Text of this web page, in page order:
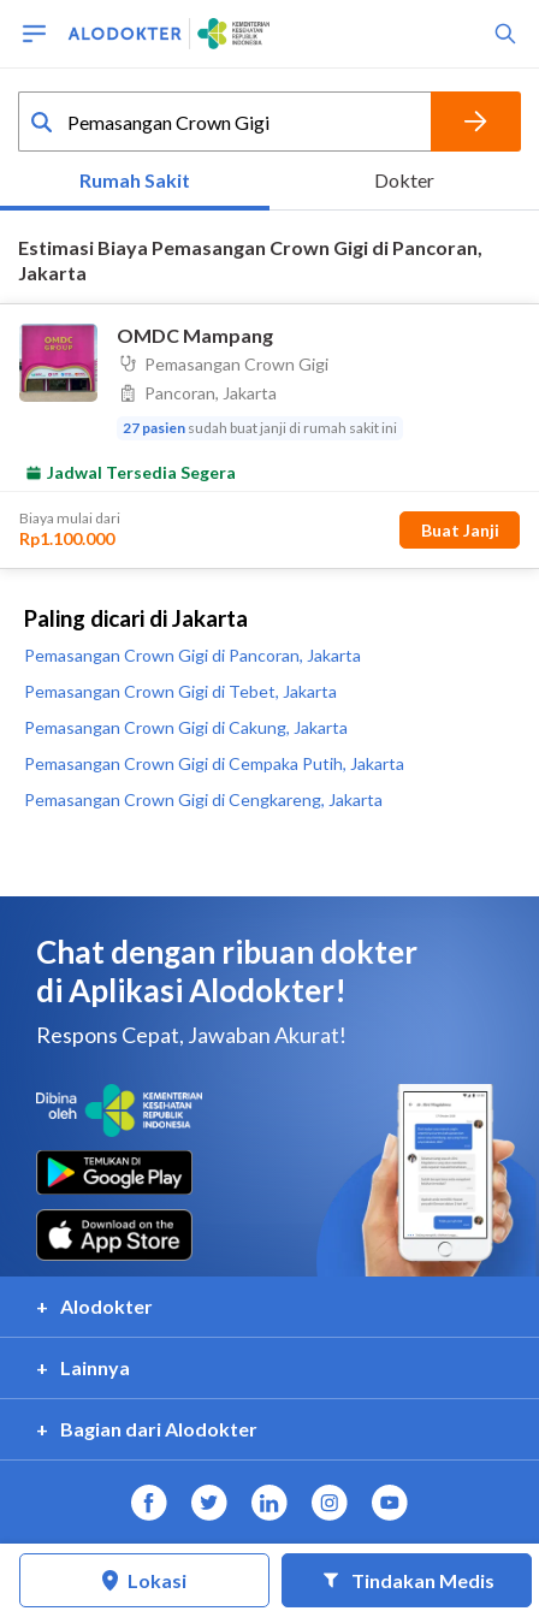
Paling dicari di Jakarta
Pemasangan Crown Gigi di Pancoran, Jakarta
Pemasangan Crown Gigi di Tebet, Jakarta
Pemasangan Crown Gigi di Cakung, Jakarta
Pemasangan Crown Gigi di Cempaka Putih, Jakarta
Pemasangan Crown Gigi di Cengkareng, Jakarta